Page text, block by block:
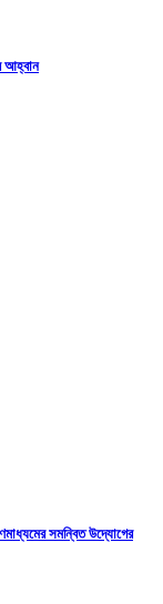
আহ্বান
সমন্বিত উদ্যোগের